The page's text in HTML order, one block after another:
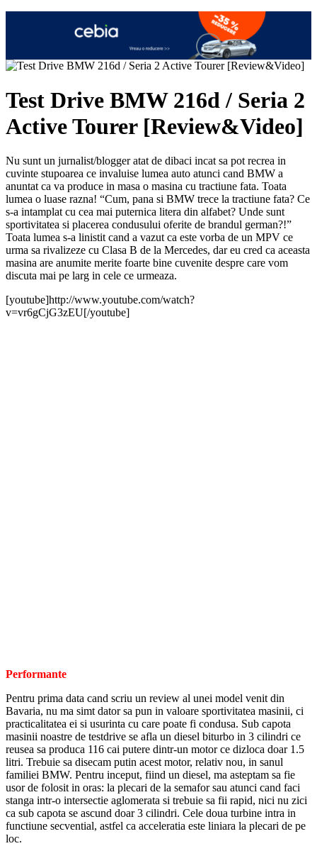
Test Drive BMW 216d / Seria 2
Active Tourer [Review&Video]
Nu sunt un jurnalist/blogger atat de dibaci incat sa pot recrea in
cuvinte stupoarea ce invaluise lumea auto atunci cand BMW a
anuntat ca va produce in masa o masina cu tractiune fata. Toata
lumea o luase razna! “Cum, pana si BMW trece la tractiune fata? Ce
s-a intamplat cu cea mai puternica litera din alfabet? Unde sunt
sportivitatea si placerea condusului oferite de brandul german?!”
Toata lumea s-a linistit cand a vazut ca este vorba de un MPV ce
urma sa rivalizeze cu Clasa B de la Mercedes, dar eu cred ca aceasta
masina are anumite merite foarte bine cuvenite despre care vom
discuta mai pe larg in cele ce urmeaza.
[youtube]http://www.youtube.com/watch?
v=vr6gCjG3zEU[/youtube]
Performante
Pentru prima data cand scriu un review al unei model venit din
Bavaria, nu ma simt dator sa pun in valoare sportivitatea masinii, ci
practicalitatea ei si usurinta cu care poate fi condusa. Sub capota
masinii noastre de testdrive se afla un diesel biturbo in 3 cilindri ce
reusea sa produca 116 cai putere dintr-un motor ce dizloca doar 1.5
litri. Trebuie sa disecam putin acest motor, relativ nou, in sanul
familiei BMW. Pentru inceput, fiind un diesel, ma asteptam sa fie
usor de folosit in oras: la plecari de la semafor sau atunci cand faci
stanga intr-o intersectie aglomerata si trebuie sa fii rapid, nici nu zici
ca sub capota se ascund doar 3 cilindri. Cele doua turbine intra in
functiune secvential, astfel ca acceleratia este liniara la plecari de pe
loc.